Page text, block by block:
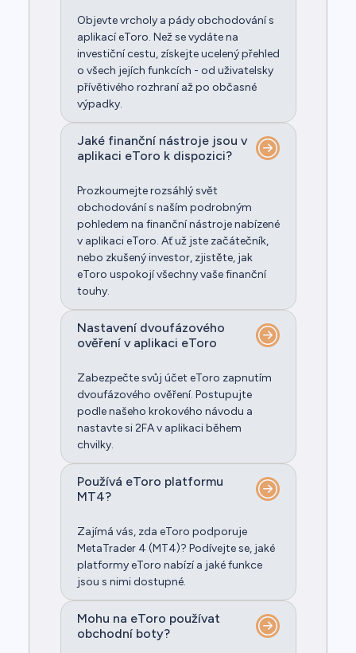
Objevte vrcholy a pády obchodování s
aplikací eToro. Než se vydáte na
investiční cestu, získejte ucelený přehled
o všech jejích funkcích - od uživatelsky
přívětivého rozhraní až po občasné
výpadky.
Jaké finanční nástroje jsou v
aplikaci eToro k dispozici?
Prozkoumejte rozsáhlý svět
obchodování s naším podrobným
pohledem na finanční nástroje nabízené
v aplikaci eToro. Ať už jste začátečník,
nebo zkušený investor, zjistěte, jak
eToro uspokojí všechny vaše finanční
touhy.
Nastavení dvoufázového
ověření v aplikaci eToro
Zabezpečte svůj účet eToro zapnutím
dvoufázového ověření. Postupujte
podle našeho krokového návodu a
nastavte si 2FA v aplikaci během
chvilky.
Používá eToro platformu
MT4?
Zajímá vás, zda eToro podporuje
MetaTrader 4 (MT4)? Podívejte se, jaké
platformy eToro nabízí a jaké funkce
jsou s nimi dostupné.
Mohu na eToro používat
obchodní boty?